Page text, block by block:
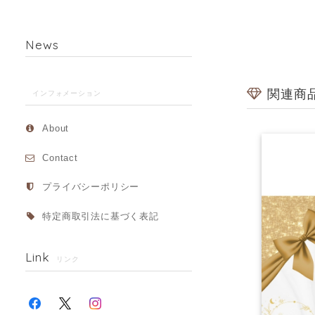
News
インフォメーション
About
Contact
プライバシーポリシー
特定商取引法に基づく表記
Link リンク
関連商